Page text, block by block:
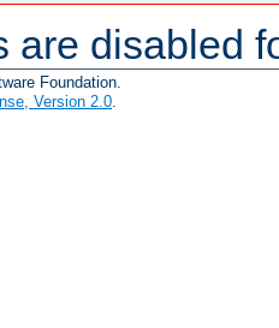
are disabled
Foundation.
Version 2.0